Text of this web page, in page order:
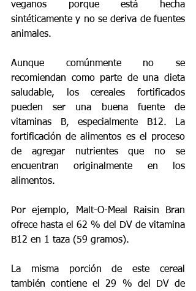
veganos porque está hecha
sintéticamente y no se deriva de fuentes
animales.
Aunque comúnmente no se
recomiendan como parte de una dieta
saludable, los cereales fortificados
pueden ser una buena fuente de
vitaminas B, especialmente B12. La
fortificación de alimentos es el proceso
de agregar nutrientes que no se
encuentran originalmente en los
alimentos.
Por ejemplo, Malt-O-Meal Raisin Bran
ofrece hasta el 62 % del DV de vitamina
B12 en 1 taza (59 gramos).
La misma porción de este cereal
también contiene el 29 % del DV de